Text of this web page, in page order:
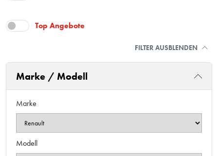
Top Angebote
FILTER AUSBLENDEN
Marke / Modell
Marke
Modell